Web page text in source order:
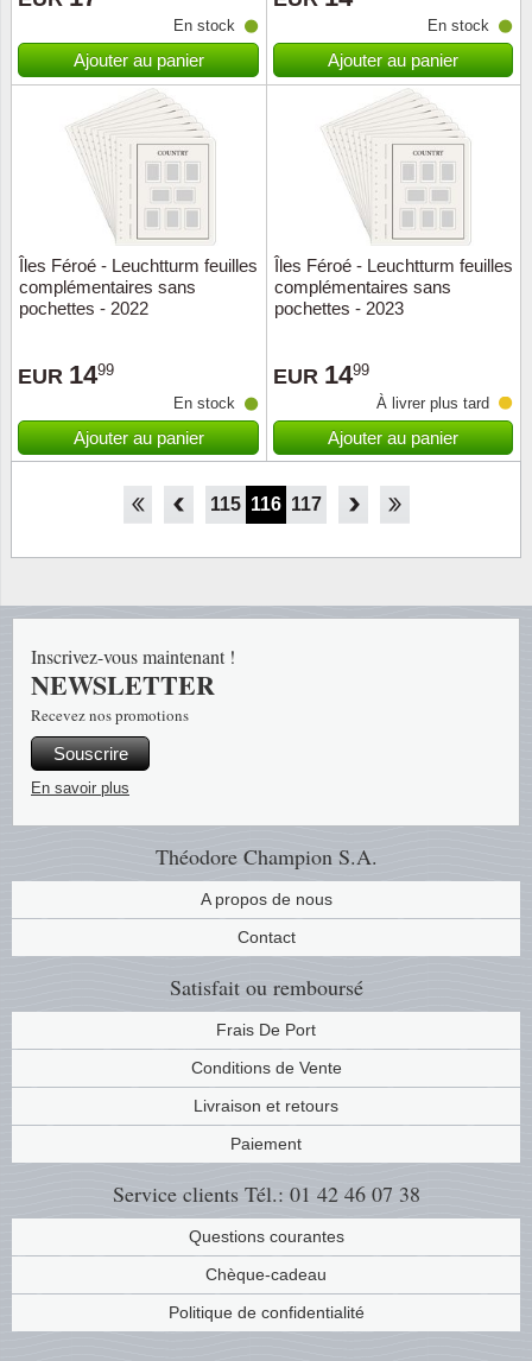
En stock
Ajouter au panier
En stock
Ajouter au panier
Îles Féroé - Leuchtturm feuilles
complémentaires sans
pochettes - 2022
EUR 1499
En stock
Ajouter au panier
Îles Féroé - Leuchtturm feuilles
complémentaires sans
pochettes - 2023
EUR 1499
À livrer plus tard
Ajouter au panier
113 114 115 116 117 118
Théodore Champion S.A.
A propos de nous
Contact
Satisfait ou remboursé
Frais De Port
Conditions de Vente
Livraison et retours
Paiement
Service clients Tél.: 01 42 46 07 38
Questions courantes
Chèque-cadeau
Politique de confidentialité
Inscrivez-vous maintenant !
NEWSLETTER
Recevez nos promotions
Souscrire
En savoir plus